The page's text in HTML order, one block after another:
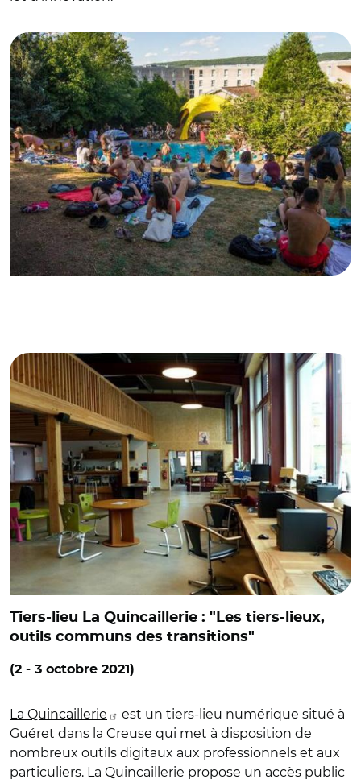
Tiers-lieu La Quincaillerie : "Les tiers-lieux,
outils communs des transitions"
(2 - 3 octobre 2021)
La Quincaillerie
est un tiers-lieu numérique situé à
Guéret dans la Creuse qui met à disposition de
nombreux outils digitaux aux professionnels et aux
particuliers. La Quincaillerie propose un accès public